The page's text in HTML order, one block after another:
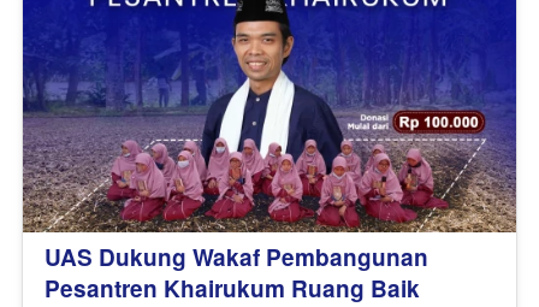
UAS Dukung Wakaf Pembangunan
Pesantren Khairukum Ruang Baik